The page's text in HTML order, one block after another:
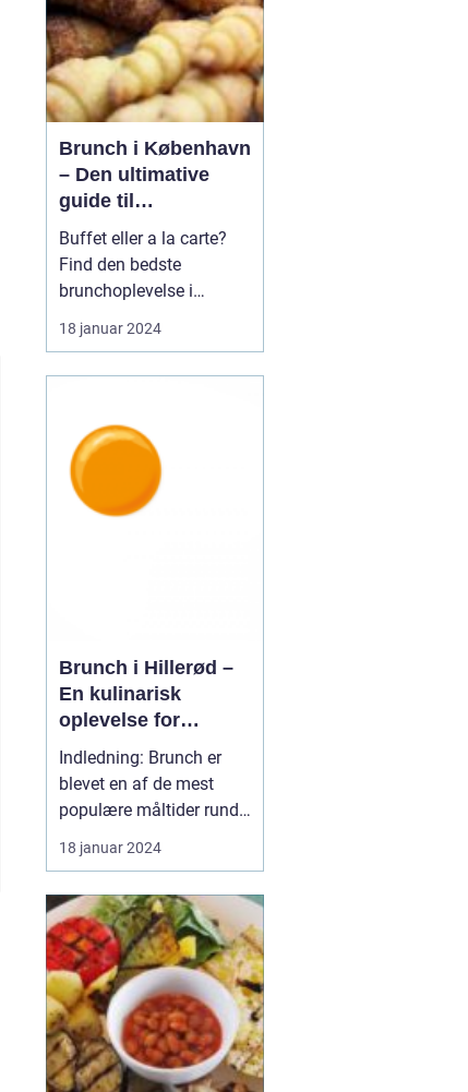
både lokale...
Brunch i København
– Den ultimative
guide til
eventyrrejsende og
backpackere
Buffet eller a la carte?
Find den bedste
brunchoplevelse i
København Introduktion
til brunch i København
København og tilbyder
en perfekt kombination
af morgenmad og
frokost. Det er en
18 januar 2024
Brunch i Hillerød –
En kulinarisk
oplevelse for
eventyrrejsende og
backpackere
Indledning: Brunch er
blevet en af de mest
populære måltider rundt
omkring i verden, og
Hillerød er ingen
kendt for sin rige historie
og smukke natur, tilbyder
også et bredt udvalg af
lækre brunchsteder, der
tiltaler både eve...
18 januar 2024